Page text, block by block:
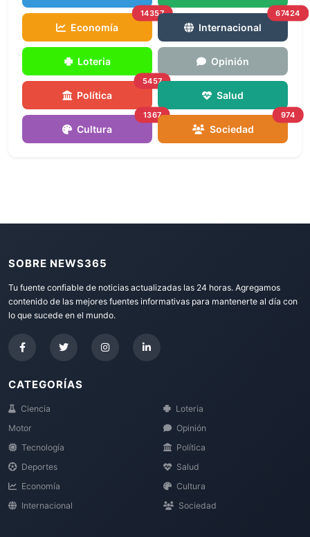
Economía
14357
Internacional
67424
Loteria Opinión
Política
5457
Salud
Cultura
1367
Sociedad
974
SOBRE NEWS365
Tu fuente confiable de noticias actualizadas las 24 horas. Agregamos
contenido de las mejores fuentes informativas para mantenerte al día con
lo que sucede en el mundo.
CATEGORÍAS
Ciencia
Motor
Tecnología
Deportes
Economía
Internacional
Loteria
Opinión
Política
Salud
Cultura
Sociedad